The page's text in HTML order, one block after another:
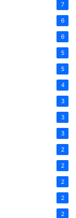
7
6
6
5
5
4
3
3
3
2
2
2
2
2